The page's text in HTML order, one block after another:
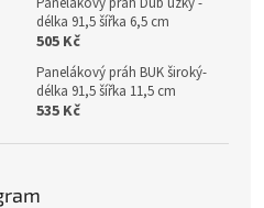
délka 91,5 šířka 6,5 cm
505 Kč
Panelákový práh BUK široký-
délka 91,5 šířka 11,5 cm
535 Kč